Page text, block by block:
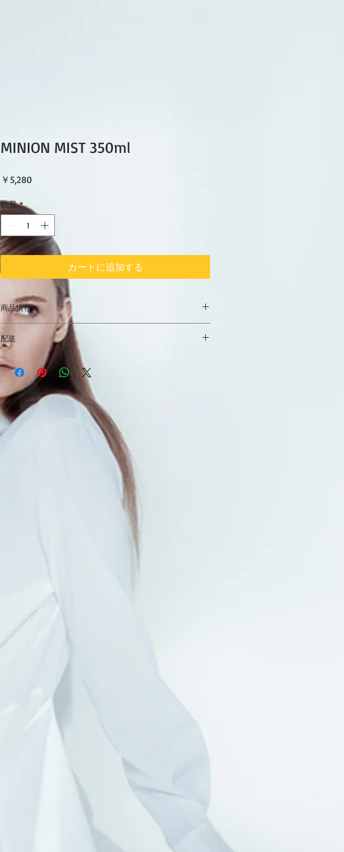
MINION MIST 350ml
￥5,280価
数量 *
カートに追加する
商品情報
MINION MIST３５０ml
MINION MISTは活性された水です。
ノンアルコールで全身のケアに優れ
使用感はさっぱりしています、ヌルヌル「偽り」の保湿
感ではなく
使い続けて自分の肌が保湿肌になっていくのが実感でき
ました。
IKではアトピーさんのお客様にも喜んでもらえる結果が
得られました。
配送